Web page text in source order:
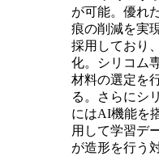
が可能。優れ
痕の削減を実
採用しており
化。シリコム
材料の選定を
る。さらにシ
にはAI機能を
用して学習デ
が造形を行う